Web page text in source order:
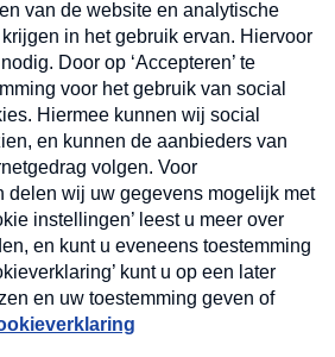
Verzend
abonnement op onze
en dinsdagochtend in uw